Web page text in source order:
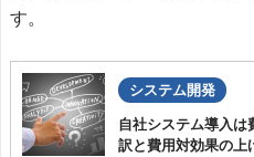
す。
システム開発
自社システム導入
訳と費用対効果の上